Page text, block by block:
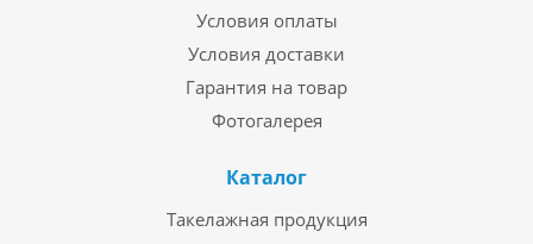
Условия оплаты
Условия доставки
Гарантия на товар
Фотогалерея
Каталог
Такелажная продукция